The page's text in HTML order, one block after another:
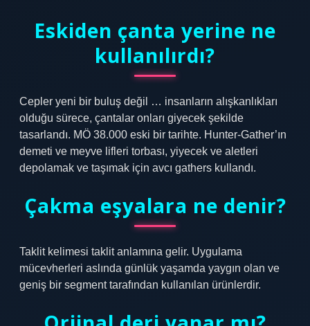
Eskiden çanta yerine ne
kullanılırdı?
Cepler yeni bir buluş değil … insanların alışkanlıkları
olduğu sürece, çantalar onları giyecek şekilde
tasarlandı. MÖ 38.000 eski bir tarihte. Hunter-Gather’ın
demeti ve meyve lifleri torbası, yiyecek ve aletleri
depolamak ve taşımak için avcı gathers kullandı.
Çakma eşyalara ne denir?
Taklit kelimesi taklit anlamına gelir. Uygulama
mücevherleri aslında günlük yaşamda yaygın olan ve
geniş bir segment tarafından kullanılan ürünlerdir.